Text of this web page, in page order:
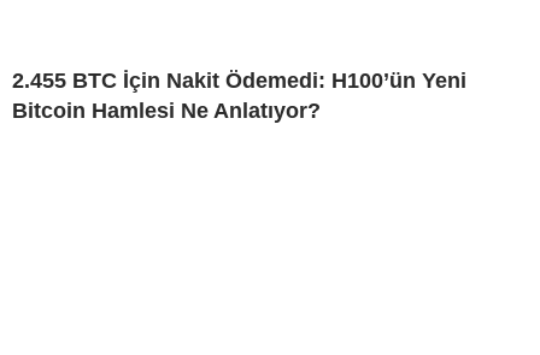
2.455 BTC İçin Nakit Ödemedi: H100’ün Yeni
Bitcoin Hamlesi Ne Anlatıyor?